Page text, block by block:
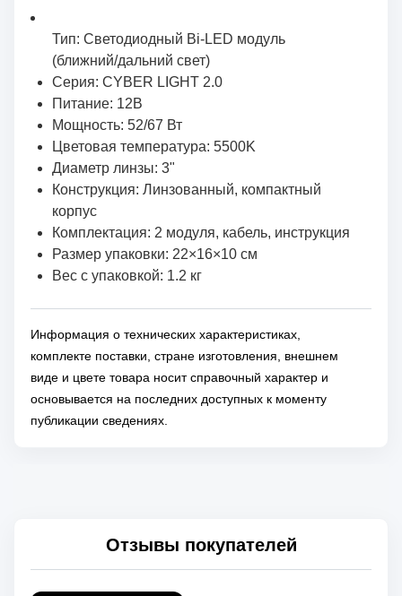
Тип: Светодиодный Bi-LED модуль
(ближний/дальний свет)
Серия: CYBER LIGHT 2.0
Питание: 12В
Мощность: 52/67 Вт
Цветовая температура: 5500K
Диаметр линзы: 3"
Конструкция: Линзованный, компактный
корпус
Комплектация: 2 модуля, кабель, инструкция
Размер упаковки: 22×16×10 см
Вес с упаковкой: 1.2 кг
Информация о технических характеристиках,
комплекте поставки, стране изготовления, внешнем
виде и цвете товара носит справочный характер и
основывается на последних доступных к моменту
публикации сведениях.
Отзывы покупателей